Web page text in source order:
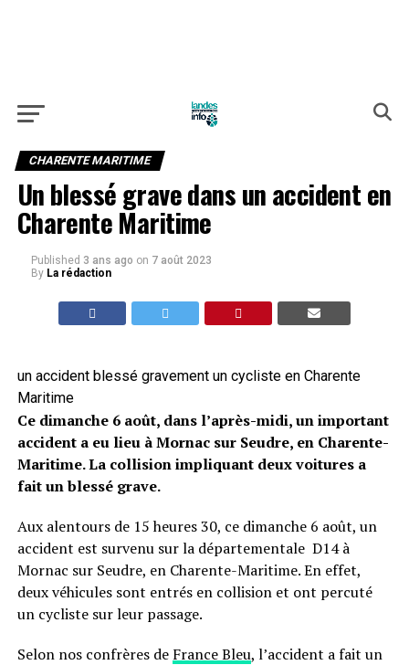
CHARENTE MARITIME
Un blessé grave dans un accident en
Charente Maritime
Published 3 ans ago on 7 août 2023
By La rédaction
un accident blessé gravement un cycliste en Charente
Maritime
Ce dimanche 6 août, dans l’après-midi, un important
accident a eu lieu à Mornac sur Seudre, en Charente-
Maritime. La collision impliquant deux voitures a
fait un blessé grave.
Aux alentours de 15 heures 30, ce dimanche 6 août, un
accident est survenu sur la départementale D14 à
Mornac sur Seudre, en Charente-Maritime. En effet,
deux véhicules sont entrés en collision et ont percuté
un cycliste sur leur passage.
Selon nos confrères de France Bleu, l’accident a fait un